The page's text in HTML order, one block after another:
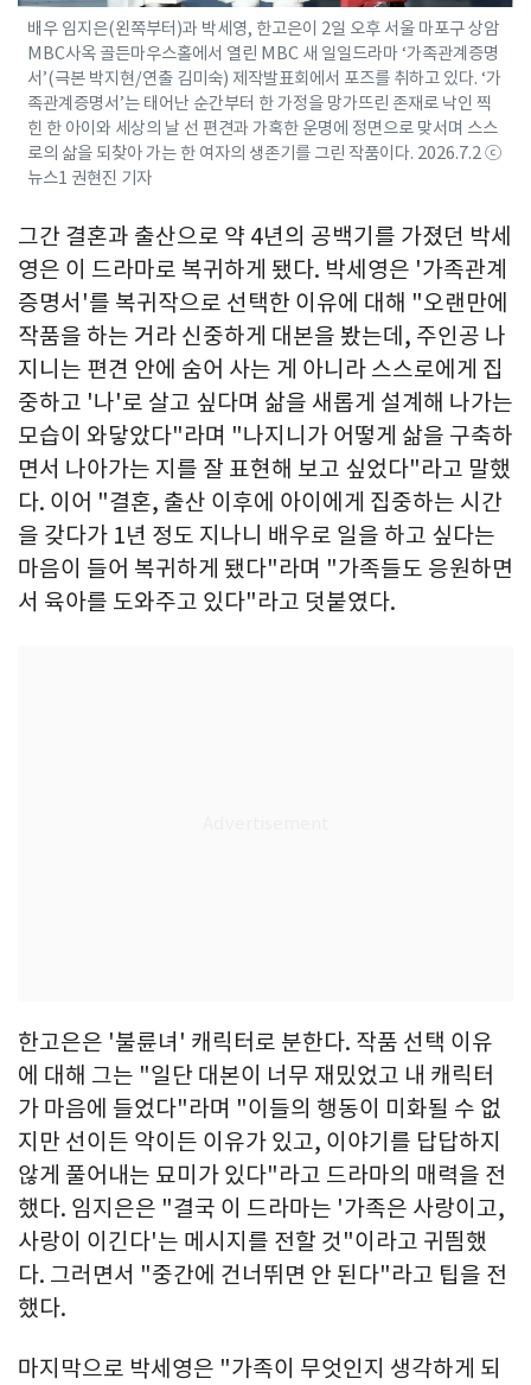
배우 임지은(왼쪽부터)과 박세영, 한고은이 2일 오후 서울 마포구 상암
MBC사옥 골든마우스홀에서 열린 MBC 새 일일드라마 ‘가족관계증명
서’(극본 박지현/연출 김미숙) 제작발표회에서 포즈를 취하고 있다. ‘가
족관계증명서’는 태어난 순간부터 한 가정을 망가뜨린 존재로 낙인 찍
힌 한 아이와 세상의 날 선 편견과 가혹한 운명에 정면으로 맞서며 스스
로의 삶을 되찾아 가는 한 여자의 생존기를 그린 작품이다. 2026.7.2 ⓒ
뉴스1 권현진 기자
그간 결혼과 출산으로 약 4년의 공백기를 가졌던 박세
영은 이 드라마로 복귀하게 됐다. 박세영은 '가족관계
증명서'를 복귀작으로 선택한 이유에 대해 "오랜만에
작품을 하는 거라 신중하게 대본을 봤는데, 주인공 나
지니는 편견 안에 숨어 사는 게 아니라 스스로에게 집
중하고 '나'로 살고 싶다며 삶을 새롭게 설계해 나가는
모습이 와닿았다"라며 "나지니가 어떻게 삶을 구축하
면서 나아가는 지를 잘 표현해 보고 싶었다"라고 말했
다. 이어 "결혼, 출산 이후에 아이에게 집중하는 시간
을 갖다가 1년 정도 지나니 배우로 일을 하고 싶다는
마음이 들어 복귀하게 됐다"라며 "가족들도 응원하면
서 육아를 도와주고 있다"라고 덧붙였다.
한고은은 '불륜녀' 캐릭터로 분한다. 작품 선택 이유
에 대해 그는 "일단 대본이 너무 재밌었고 내 캐릭터
가 마음에 들었다"라며 "이들의 행동이 미화될 수 없
지만 선이든 악이든 이유가 있고, 이야기를 답답하지
않게 풀어내는 묘미가 있다"라고 드라마의 매력을 전
했다. 임지은은 "결국 이 드라마는 '가족은 사랑이고,
사랑이 이긴다'는 메시지를 전할 것"이라고 귀띔했
다. 그러면서 "중간에 건너뛰면 안 된다"라고 팁을 전
했다.
마지막으로 박세영은 "가족이 무엇인지 생각하게 되